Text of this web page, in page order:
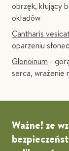
obrzęk, kłujący
okładów
Cantharis
oparzeniu
Glonoinum -
serca, wrażenie
Ważne! ze